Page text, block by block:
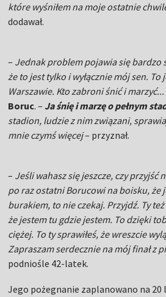
które wyśniłem na moje ostatnie
dodawał.
– Jednak problem pojawia się bardzo
że to jest tylko i wyłącznie mój sen. To
Warszawie. Kto zabroni śnić i marzyć...
Boruc. –Ja śnię i marzę o pełnym
stadion, ludzie z nim związani,
mnie czymś więcej– przyznał.
– Jeśli wahasz się jeszcze, czy przyjść
po raz ostatni Borucowi na boisku, że
burakiem, to nie czekaj. Przyjdź. Ty
że jestem tu gdzie jestem. To dzięki
ciężej. To ty sprawiłeś, że wreszcie
Zapraszam serdecznie na mój finał z
podniośle 42-latek.
Jego pożegnanie zaplanowano na 20